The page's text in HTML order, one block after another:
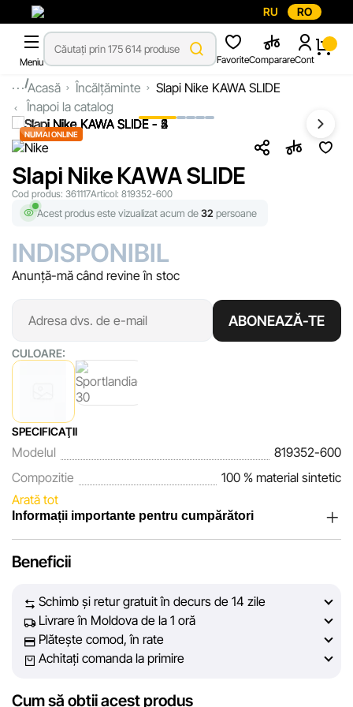
RU RO
Meniu FavoriteComparareCont
...Acasă Încălțăminte
Slapi Nike KAWA SLIDE
Înapoi la catalog
NUMAI ONLINE
Slapi Nike KAWA SLIDE
Cod produs: 361117Articol: 819352-600
Acest produs este vizualizat acum de32 persoane
INDISPONIBIL
Anunță-mă când revine în stoc
ABONEAZĂ-TE
CULOARE:
SPECIFICAŢII
Modelul
819352-600
Compozitie
100 % material sintetic
Arată tot
Informații importante pentru cumpărători
încrederea clienților noștri. În fiecare zi depunem eforturi
prezentate pe site să fie cât mai complete, obiective și
actuale. Scopul nostru este să vă oferim informații corecte și
veridice, pentru ca dvs. să puteți lua cea mai bună decizie
de cumpărare.
Cu toate acestea, în ciuda controlului constant, Sportlandia
Beneficii
Schimb și retur gratuit în decurs de 14 zile
Livrare în Moldova de la 1 oră
Plătește comod, în rate
Achitați comanda la primire
Cum să obții acest produs